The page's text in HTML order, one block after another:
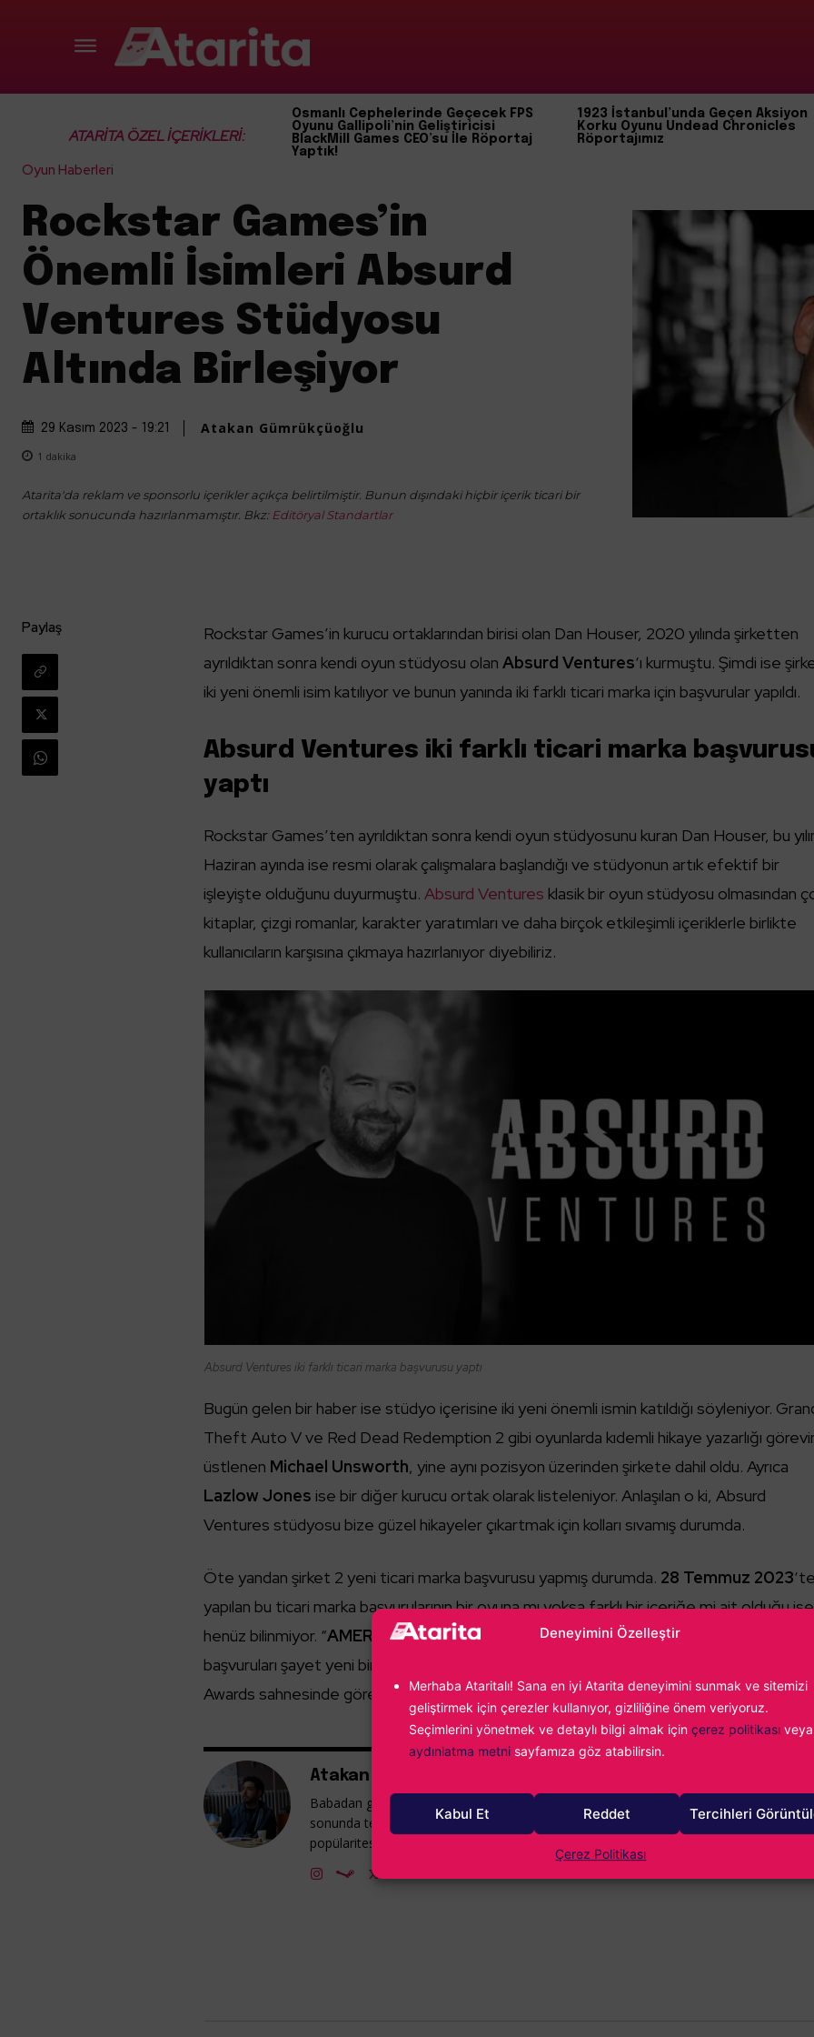
Deneyimini Özelleştir
Merhaba Ataritalı! Sana en iyi Atarita deneyimini sunmak ve sitemizi
geliştirmek için çerezler kullanıyor, gizliliğine önem veriyoruz.
Seçimlerini yönetmek ve detaylı bilgi almak için çerez politikası veya
aydınlatma metni sayfamıza göz atabilirsin.
Kabul Et Reddet Tercihleri
Çerez Politikası
ATARİTA ÖZEL İÇERİKLERİ:
Osmanlı Cephelerinde Geçecek FPS
Oyunu Gallipoli’nin Geliştiricisi
BlackMill Games CEO’su İle Röportaj
Yaptık!
1923 İstanbul’unda Geçen Aksiyon
Korku Oyunu Undead Chronicles
Röportajımız
Oyun Haberleri
Rockstar Games’in
Önemli İsimleri Absurd
Ventures Stüdyosu
Altında Birleşiyor
29 Kasım 2023 - 19:21 Atakan Gümrükçüoğlu
1 dakika
Atarita'da reklam ve sponsorlu içerikler açıkça belirtilmiştir. Bunun dışındaki hiçbir içerik ticari bir
ortaklık sonucunda hazırlanmamıştır. Bkz: Editöryal Standartlar
Paylaş
Rockstar Games’in kurucu ortaklarından birisi olan Dan Houser, 2020 yılında şirketten
ayrıldıktan sonra kendi oyun stüdyosu olanAbsurd Ventures‘ı kurmuştu. Şimdi ise
iki yeni önemli isim katılıyor ve bunun yanında iki farklı ticari marka için başvurular yapıldı.
Absurd Ventures iki farklı ticari marka
yaptı
Rockstar Games’ten ayrıldıktan sonra kendi oyun stüdyosunu kuran Dan Houser, bu
Haziran ayında ise resmi olarak çalışmalara başlandığı ve stüdyonun artık efektif bir
işleyişte olduğunu duyurmuştu.Absurd Ventures klasik bir oyun stüdyosu olmasından
kitaplar, çizgi romanlar, karakter yaratımları ve daha birçok etkileşimli içeriklerle birlikte
kullanıcıların karşısına çıkmaya hazırlanıyor diyebiliriz.
Absurd Ventures iki farklı ticari marka başvurusu yaptı
Bugün gelen bir haber ise stüdyo içerisine iki yeni önemli ismin katıldığı söyleniyor.
Theft Auto V ve Red Dead Redemption 2 gibi oyunlarda kıdemli hikaye yazarlığı
üstlenen Michael Unsworth, yine aynı pozisyon üzerinden şirkete dahil oldu. Ayrıca
Lazlow Jones ise bir diğer kurucu ortak olarak listeleniyor. Anlaşılan o ki, Absurd
Ventures stüdyosu bize güzel hikayeler çıkartmak için kolları sıvamış durumda.
Öte yandan şirket 2 yeni ticari marka başvurusu yapmış durumda. 28 Temmuz 2023‘te
yapılan bu ticari marka başvurularının bir oyuna mı yoksa farklı bir içeriğe mi ait olduğu ise
henüz bilinmiyor. “AMERICAN CAPER” ve “ A BETTER PARADISE” isimli bu ticari marka
başvuruları şayet yeni bir IP ise, ilk duyuruları 7 Aralık günü düzenlenecek olan The Game
Awards sahnesinde görebileceğimiz söyleniyor.
Atakan Gümrükçüoğlu
Babadan gelme video oyun tutkunluğumun önüne geçemiyor, yazdıkça yazıyor ve en
sonunda tekrar oyun oynuyorum. Fighting Force ile başlayan maceram günümüz
popülaritesine kadar uzanıyor...